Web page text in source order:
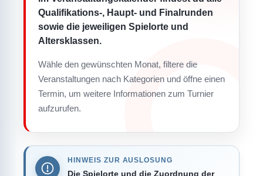
Qualifikations-, Haupt- und Finalrunden
sowie die jeweiligen Spielorte und
Altersklassen.
Wähle den gewünschten Monat, filtere die
Veranstaltungen nach Kategorien und öffne einen
Termin, um weitere Informationen zum Turnier
aufzurufen.
HINWEIS ZUR AUSLOSUNG
Die Spielorte und die Zuordnung der